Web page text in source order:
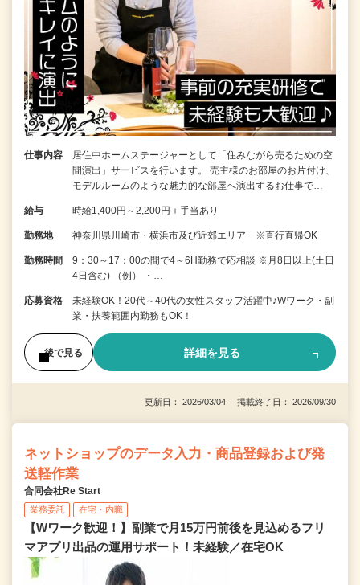
仕事内容
居住中ホームステージャーとして「住みながら売るための空
間演出」サービスを行います。 売主様のお部屋のお片付け、
モデルルームのような魅力的な部屋へ演出するお仕事で…
給与 時給1,400円～2,200円＋手当あり
勤務地 神奈川県川崎市・横浜市及び近郊エリア ※直行直帰OK
勤務時間
9：30～17：00の間で4～6H勤務で応相談 ※月8日以上(土日
4日含む) （例） ・…
応募資格
未経験OK！20代～40代の女性スタッフ活躍中♪Wワーク・副
業・扶養範囲内勤務もOK！
後で見る 詳細を見る
更新日： 2026/03/04 掲載終了日： 2026/09/30
ネットショップのデータ入力・商品登録および発
送軽作業
合同会社Re Start
業務委託 在宅・内職
【Wワーク歓迎！】副業で月15万円前後を見込めるフリ
マアプリ出品の運用サポート！未経験／在宅OK